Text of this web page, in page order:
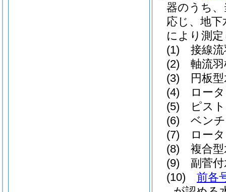
器のうち
応じ、地
により測
(1)
接線
(2)
軸流
(3)
円板
(4)
ロー
(5)
ピス
(6)
ベン
(7)
ロー
(8)
複合
(9)
副菅
(10)
前各